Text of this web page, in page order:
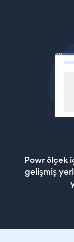
Powr ölçek
gelişmiş